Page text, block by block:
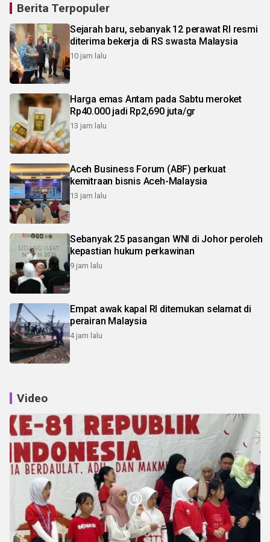
Berita Terpopuler
Sejarah baru, sebanyak 12 perawat RI resmi
diterima bekerja di RS swasta Malaysia
10 jam lalu
Harga emas Antam pada Sabtu meroket
Rp40.000 jadi Rp2,690 juta/gr
13 jam lalu
Aceh Business Forum (ABF) perkuat
kemitraan bisnis Aceh-Malaysia
13 jam lalu
Sebanyak 25 pasangan WNI di Johor peroleh
kepastian hukum perkawinan
9 jam lalu
Empat awak kapal RI ditemukan selamat di
perairan Malaysia
4 jam lalu
Video